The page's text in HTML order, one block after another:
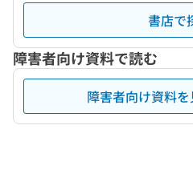
書店で
障害者向け資料で読む
障害者向け資料を